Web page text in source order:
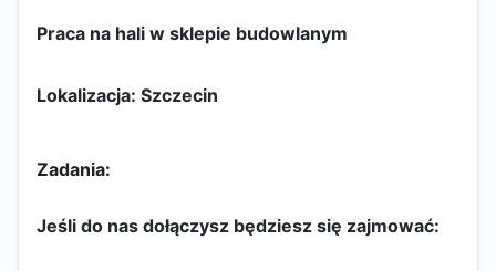
Praca na hali w sklepie budowlanym
Lokalizacja: Szczecin
Zadania:
Jeśli do nas dołączysz będziesz się zajmować: